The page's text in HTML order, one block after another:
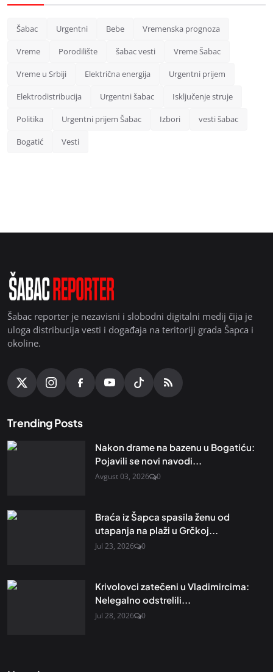
Šabac Urgentni Bebe Vremenska prognoza
Vreme Porodilište šabac vesti Vreme Šabac
Vreme u Srbiji Električna energija Urgentni prijem
Elektrodistribucija Urgentni šabac Isključenje struje
Politika Urgentni prijem Šabac Izbori vesti šabac
Bogatić Vesti
Šabac reporter je nezavisni i slobodni digitalni medij čija je
uloga distribucija vesti i događaja na teritoriji grada Šapca i
okoline.
Trending Posts
Nakon drame na bazenu u Bogatiću:
Pojavili se novi navodi...
Avgust 03, 2026 0
Braća iz Šapca spasila ženu od
utapanja na plaži u Grčkoj...
Jul 23, 2026 0
Krivolovci zatečeni u Vladimircima:
Nelegalno odstrelili...
Jul 28, 2026 0